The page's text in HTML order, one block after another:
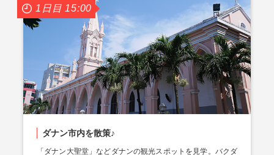
1日目 15:00
ダナン市内を散策♪
「ダナン大聖堂」などダナンの観光スポットを見学。バクダ